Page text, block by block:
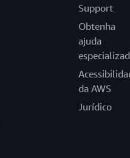
Support
Obtenha
ajuda
da AWS
Jurídico